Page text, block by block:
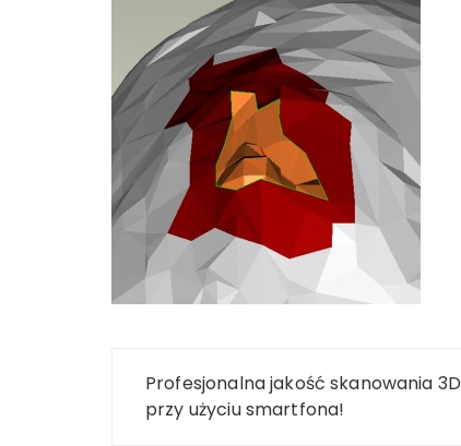
Nawigacja
wpisu
Profesjonalna jakość skanowania 3D
przy użyciu smartfona!